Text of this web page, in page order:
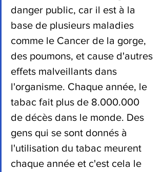
danger public, car il est à la
base de plusieurs maladies
comme le Cancer de la gorge,
des poumons, et cause d'autres
effets malveillants dans
l'organisme. Chaque année, le
tabac fait plus de 8.000.000
de décès dans le monde. Des
gens qui se sont donnés à
l'utilisation du tabac meurent
chaque année et c'est cela le